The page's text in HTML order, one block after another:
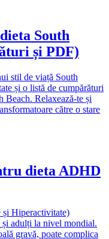
South
și PDF)
stil de viață South
și o listă de cumpărături
Beach. Relaxează-te și
către o stare
dieta ADHD
Hiperactivitate)
și adulți la nivel mondial.
gravă, poate complica